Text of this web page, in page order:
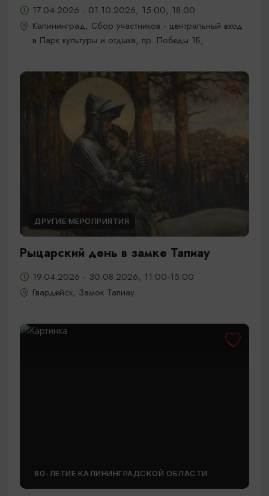
17.04.2026 - 01.10.2026, 15:00, 18:00
Калининград, Сбор участников - центральный вход
в Парк культуры и отдыха, пр. Победы 1Б,
ДРУГИЕ МЕРОПРИЯТИЯ
Рыцарский день в замке Тапиау
19.04.2026 - 30.08.2026, 11:00-15:00
Гвардейск, Замок Тапиау
80-ЛЕТИЕ КАЛИНИНГРАДСКОЙ ОБЛАСТИ